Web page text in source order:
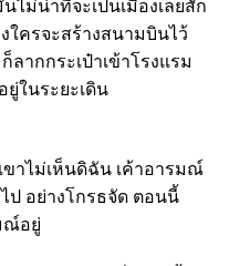
ไม่น่าที่จะเป็นเมืองเลยสัก
ใครจะสร้างสนามบินไว้
ลากกระเป๋าเข้าโรงแรม
ยู่ในระยะเดิน
าไม่เห็นดิฉัน เค้าอารมณ์
ป อย่างโกรธจัด ตอนนี้
ณ์อยู่